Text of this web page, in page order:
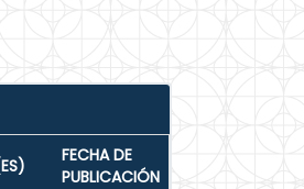
FECHA DE
PUBLICACIÓN